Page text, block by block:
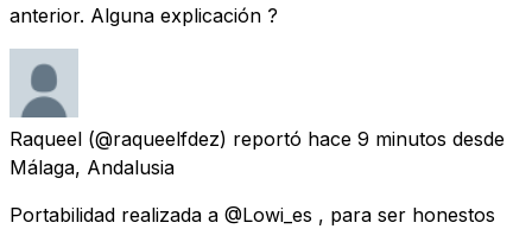
anterior. Alguna explicación ?
Raqueel (@raqueelfdez) reportó hace 9 minutos desde
Málaga, Andalusia
Portabilidad realizada a @Lowi_es , para ser honestos